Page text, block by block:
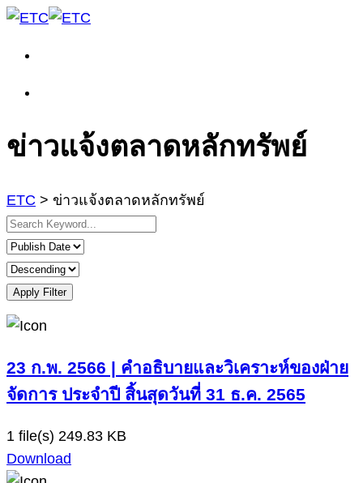
ข่าวแจ้งตลาดหลักทรัพย์
ETC > ข่าวแจ้งตลาดหลักทรัพย์
Apply Filter
23 ก.พ. 2566 | คำอธิบายและวิเคราะห์ของฝ่าย
จัดการ ประจำปี สิ้นสุดวันที่ 31 ธ.ค. 2565
1 file(s) 249.83 KB
Download